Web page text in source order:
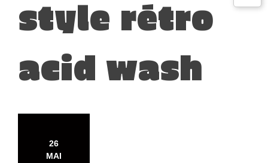
style rétro
acid wash
26
MAI